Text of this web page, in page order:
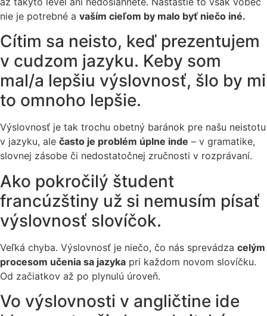
nie je potrebné a vaším cieľom by malo byť niečo iné.
Cítim sa neisto, keď prezentujem
v cudzom jazyku. Keby som
mal/a lepšiu výslovnosť, šlo by mi
to omnoho lepšie.
Výslovnosť je tak trochu obetný baránok pre našu neistotu
v jazyku, ale často je problém úplne inde – v gramatike,
slovnej zásobe či nedostatočnej zručnosti v rozprávaní.
Ako pokročilý študent
francúzštiny už si nemusím písať
výslovnosť slovíčok.
Veľká chyba. Výslovnosť je niečo, čo nás sprevádza celým
procesom učenia sa jazyka pri každom novom slovíčku.
Od začiatkov až po plynulú úroveň.
Vo výslovnosti v angličtine ide